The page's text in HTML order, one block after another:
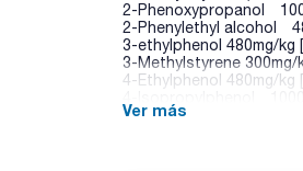
2-Phenoxypropanol
2-Phenylethyl alcohol
3-ethylphenol 480mg/kg
3-Methylstyrene 300mg/
4-Ethylphenol 480mg/kg
4-Methylstyrene 300mg/
Ver más